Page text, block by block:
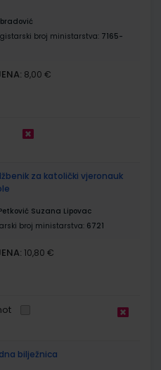
broj ministarstva: 7165-
8,00 €
za katolički vjeronauk
Suzana Lipovac
broj ministarstva: 6721
10,80 €
bilježnica